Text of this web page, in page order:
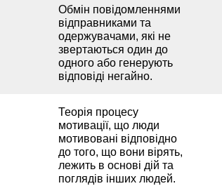
Обмін повідомленнями
відправниками та
одержувачами, які не
звертаються один до
одного або генерують
відповіді негайно.
Теорія процесу
мотивації, що люди
мотивовані відповідно
до того, що вони вірять,
лежить в основі дій та
поглядів інших людей.